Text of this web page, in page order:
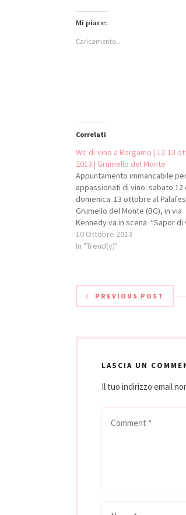
su
Facebook
(Si
in apre
Mi piace:
Caricamento...
Correlati
We di-vino a Bergamo | 12-13
2013 | Grumello del Monte
Appuntamento immancabile
appassionati di vino: sabato 12
domenica 13 ottobre al
Grumello del Monte (BG), in via
Kennedy va in scena “Sapor di
di Lombardia”. Grazie a questo
evento Onav Lombardia darà
10 Ottobre 2013
In "Trend(y)"
PREVIOUS POST
LASCIA UN
Il tuo indirizzo email